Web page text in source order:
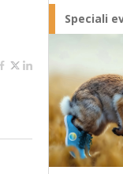
Speciali